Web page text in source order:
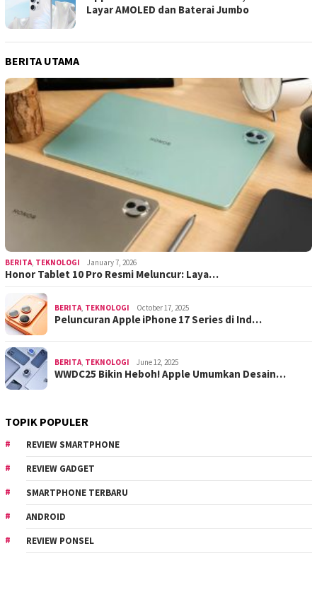
Layar AMOLED dan Baterai Jumbo
BERITA UTAMA
BERITA TEKNOLOGI January 7, 2026
Honor Tablet 10 Pro Resmi Meluncur: Laya…
BERITA TEKNOLOGI October 17, 2025
Peluncuran Apple iPhone 17 Series di Ind…
BERITA TEKNOLOGI June 12, 2025
WWDC25 Bikin Heboh! Apple Umumkan Desain…
TOPIK POPULER
REVIEW SMARTPHONE
REVIEW GADGET
SMARTPHONE TERBARU
ANDROID
REVIEW PONSEL